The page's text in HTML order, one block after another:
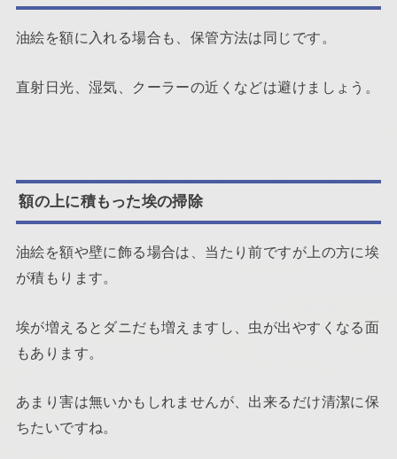
油絵を額に入れる場合も、保管方法は同じです。
直射日光、湿気、クーラーの近くなどは避けましょう。
額の上に積もった埃の掃除
油絵を額や壁に飾る場合は、当たり前ですが上の方に埃
が積もります。
埃が増えるとダニだも増えますし、虫が出やすくなる面
もあります。
あまり害は無いかもしれませんが、出来るだけ清潔に保
ちたいですね。